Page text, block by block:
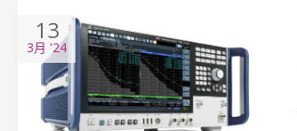
13
3月 '24